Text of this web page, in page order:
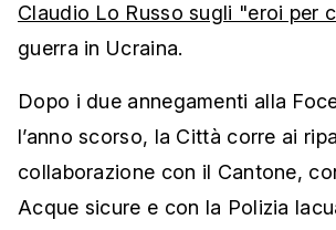
Claudio Lo Russo sugli "eroi per
guerra in Ucraina.
Dopo i due annegamenti alla
l’anno scorso, la Città corre ai
collaborazione con il Cantone,
Acque sicure e con la Polizia